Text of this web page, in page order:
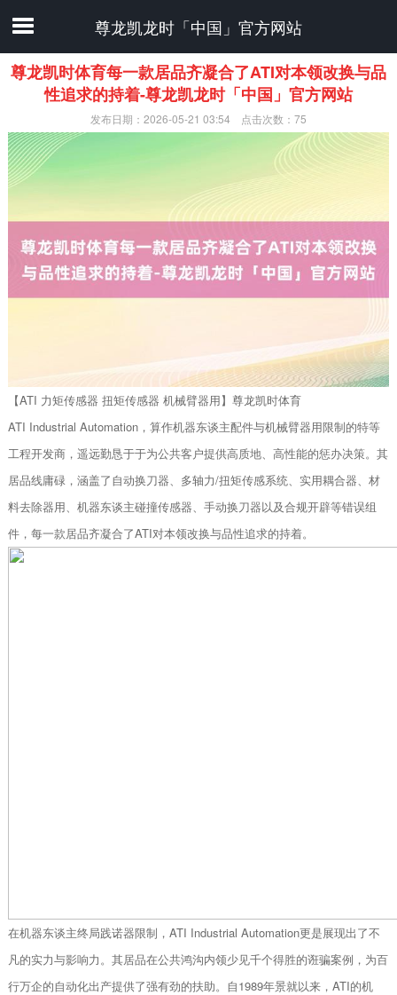
尊龙凯龙时「中国」官方网站
尊龙凯时体育每一款居品齐凝合了ATI对本领改换与品
性追求的持着-尊龙凯龙时「中国」官方网站
发布日期：2026-05-21 03:54 点击次数：75
【ATI 力矩传感器 扭矩传感器 机械臂器用】尊龙凯时体育
ATI Industrial Automation，算作机器东谈主配件与机械臂器用限制的特等
工程开发商，遥远勤恳于于为公共客户提供高质地、高性能的惩办决策。其
居品线庸碌，涵盖了自动换刀器、多轴力/扭矩传感系统、实用耦合器、材
料去除器用、机器东谈主碰撞传感器、手动换刀器以及合规开辟等错误组
件，每一款居品齐凝合了ATI对本领改换与品性追求的持着。
在机器东谈主终局践诺器限制，ATI Industrial Automation更是展现出了不
凡的实力与影响力。其居品在公共鸿沟内领少见千个得胜的诳骗案例，为百
行万企的自动化出产提供了强有劲的扶助。自1989年景就以来，ATI的机